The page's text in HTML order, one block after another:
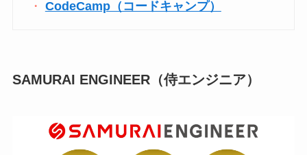
CodeCamp（コードキャンプ）
SAMURAI ENGINEER（侍エンジニア）